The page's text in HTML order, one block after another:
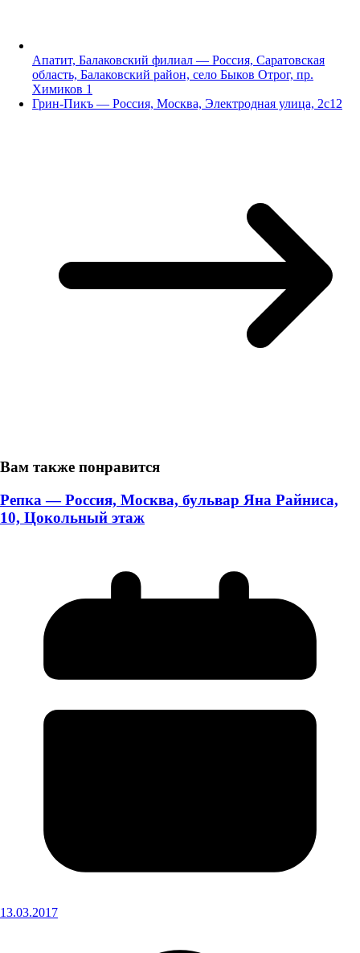
Апатит, Балаковский филиал — Россия, Саратовская
область, Балаковский район, село Быков Отрог, пр.
Химиков 1
Грин-Пикъ — Россия, Москва, Электродная улица, 2с12
Вам также понравится
Репка — Россия, Москва, бульвар Яна Райниса,
10, Цокольный этаж
13.03.2017